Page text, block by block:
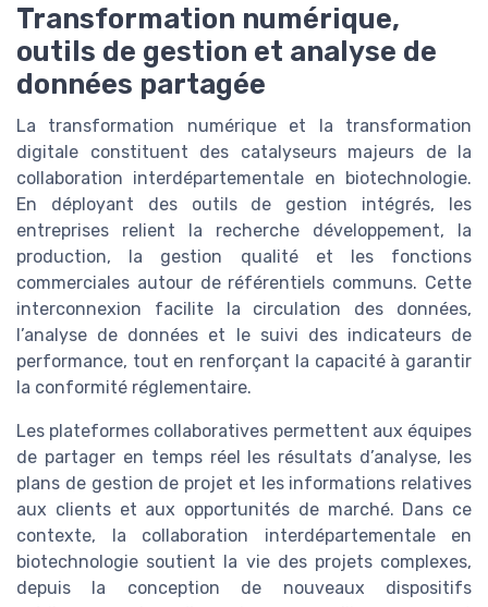
Transformation numérique,
outils de gestion et analyse de
données partagée
La transformation numérique et la transformation
digitale constituent des catalyseurs majeurs de la
collaboration interdépartementale en biotechnologie.
En déployant des outils de gestion intégrés, les
entreprises relient la recherche développement, la
production, la gestion qualité et les fonctions
commerciales autour de référentiels communs. Cette
interconnexion facilite la circulation des données,
l’analyse de données et le suivi des indicateurs de
performance, tout en renforçant la capacité à garantir
la conformité réglementaire.
Les plateformes collaboratives permettent aux équipes
de partager en temps réel les résultats d’analyse, les
plans de gestion de projet et les informations relatives
aux clients et aux opportunités de marché. Dans ce
contexte, la collaboration interdépartementale en
biotechnologie soutient la vie des projets complexes,
depuis la conception de nouveaux dispositifs